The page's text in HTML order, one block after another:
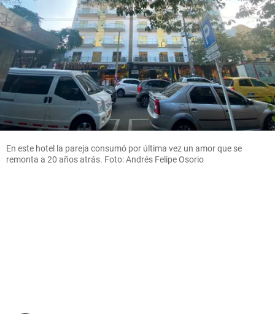
En este hotel la pareja consumó por última vez un amor que se
remonta a 20 años atrás. Foto: Andrés Felipe Osorio